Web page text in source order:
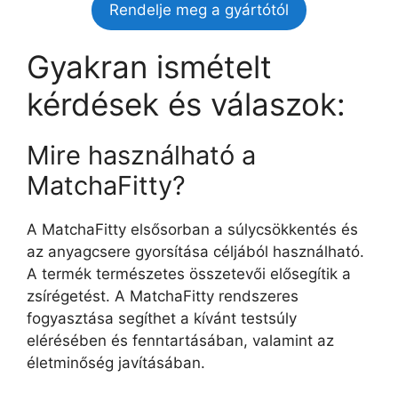
Rendelje meg a gyártótól
Gyakran ismételt
kérdések és válaszok:
Mire használható a
MatchaFitty?
A MatchaFitty elsősorban a súlycsökkentés és
az anyagcsere gyorsítása céljából használható.
A termék természetes összetevői elősegítik a
zsírégetést. A MatchaFitty rendszeres
fogyasztása segíthet a kívánt testsúly
elérésében és fenntartásában, valamint az
életminőség javításában.